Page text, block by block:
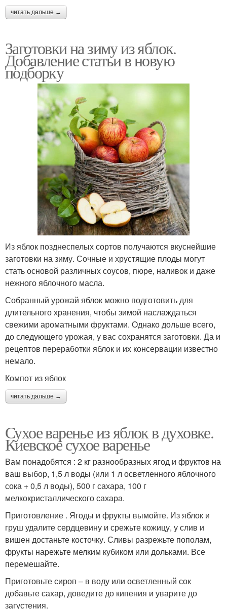
читать дальше →
Заготовки на зиму из яблок.
Добавление статьи в новую
подборку
Из яблок позднеспелых сортов получаются вкуснейшие
заготовки на зиму. Сочные и хрустящие плоды могут
стать основой различных соусов, пюре, наливок и даже
нежного яблочного масла.
Собранный урожай яблок можно подготовить для
длительного хранения, чтобы зимой наслаждаться
свежими ароматными фруктами. Однако дольше всего,
до следующего урожая, у вас сохранятся заготовки. Да и
рецептов переработки яблок и их консервации известно
немало.
Компот из яблок
читать дальше →
Сухое варенье из яблок в духовке.
Киевское сухое варенье
Вам понадобятся : 2 кг разнообразных ягод и фруктов на
ваш выбор, 1,5 л воды (или 1 л осветленного яблочного
сока + 0,5 л воды), 500 г сахара, 100 г
мелкокристаллического сахара.
Приготовление . Ягоды и фрукты вымойте. Из яблок и
груш удалите сердцевину и срежьте кожицу, у слив и
вишен достаньте косточку. Сливы разрежьте пополам,
фрукты нарежьте мелким кубиком или дольками. Все
перемешайте.
Приготовьте сироп – в воду или осветленный сок
добавьте сахар, доведите до кипения и уварите до
загустения.